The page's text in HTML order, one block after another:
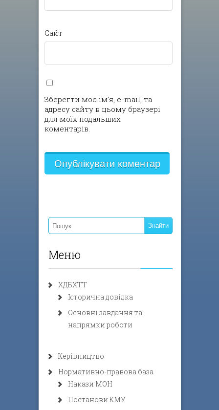
Сайт
Зберегти моє ім'я, e-mail, та
адресу сайту в цьому браузері
для моїх подальших
коментарів.
Меню
ХДБХТТ
Історична довідка
Основні завдання та
напрямки роботи
Керівництво
Нормативно-правова база
Накази МОН
Постанови КМУ